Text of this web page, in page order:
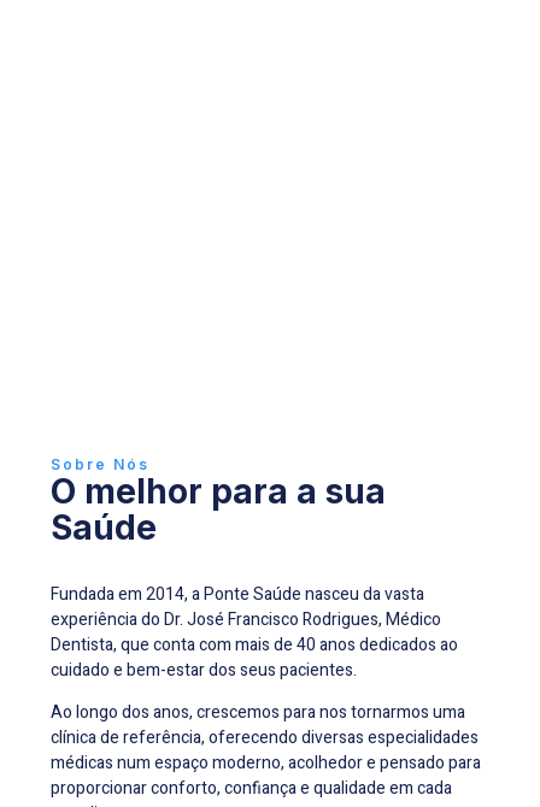
Sobre Nós
O melhor para a sua
Saúde
Fundada em 2014, a Ponte Saúde nasceu da vasta
experiência do Dr. José Francisco Rodrigues, Médico
Dentista, que conta com mais de 40 anos dedicados ao
cuidado e bem-estar dos seus pacientes.
Ao longo dos anos, crescemos para nos tornarmos uma
clínica de referência, oferecendo diversas especialidades
médicas num espaço moderno, acolhedor e pensado para
proporcionar conforto, confiança e qualidade em cada